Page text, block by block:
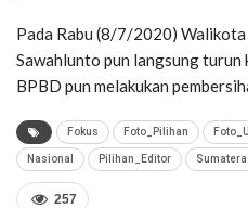
Pada Rabu (8/7/2020)
Sawahlunto pun langsung
BPBD pun melakukan
Fokus Foto_Pilihan
Nasional Pilihan_Editor
257